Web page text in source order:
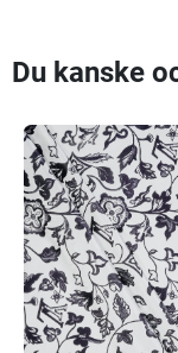
Du kanske